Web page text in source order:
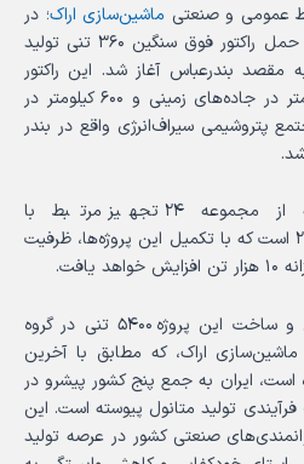
عمومی و صنعتی ماشین‌سازی اراک؛ در
تاریخ ۲۲ اردیبهشت ماه ۱۴۰۴، حمل راکتور فوق سنگین ۳۶۰ تنی تولید
مقصد بندرعباس آغاز شد. این راکتور
پس از طی مسافت ۱۵۰۰ کیلومتر در جاده‌های زمینی و ۶۰۰ کیلومتر در
پتروشیمی سیراف‌انرژی واقع در بندر
این تجهیز، آخرین محموله از مجموعه ۲۴ تجهیز مرتبط با
پتروشیمی‌های سیراف و سبلان ۲ است که با تکمیل این پروژه‌ها، ظرفیت
با بومی‌سازی طراحی، مهندسی و ساخت این پروژه ۵۴۰۰ تنی در گروه
اراک، که مطابق با آخرین
است، ایران به جمع پنج کشور پیشرو در
تولید متانول پیوسته است. این
صنعتی کشور در عرصه تولید